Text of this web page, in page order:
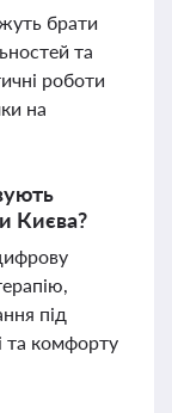
брати
та
роботи
на
Києва?
під
та комфорту